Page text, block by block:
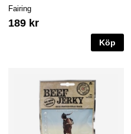
Fairing
189 kr
Köp